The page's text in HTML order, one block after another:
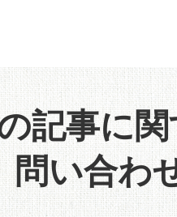
記事に
問い合わ